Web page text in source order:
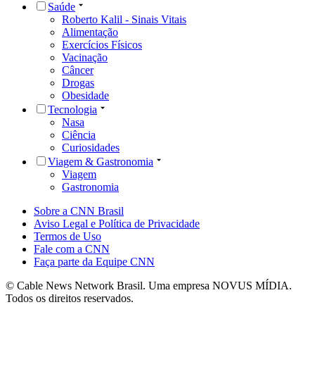
Saúde
Roberto Kalil - Sinais Vitais
Alimentação
Exercícios Físicos
Vacinação
Câncer
Drogas
Obesidade
Tecnologia
Nasa
Ciência
Curiosidades
Viagem & Gastronomia
Viagem
Gastronomia
Sobre a CNN Brasil
Aviso Legal e Política de Privacidade
Termos de Uso
Fale com a CNN
Faça parte da Equipe CNN
© Cable News Network Brasil. Uma empresa NOVUS MÍDIA.
Todos os direitos reservados.